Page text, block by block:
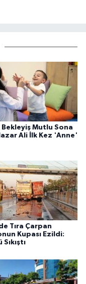
Bekleyiş Mutlu Sona
Ali İlk Kez 'Anne'
Tıra Çarpan
Kupası Ezildi: